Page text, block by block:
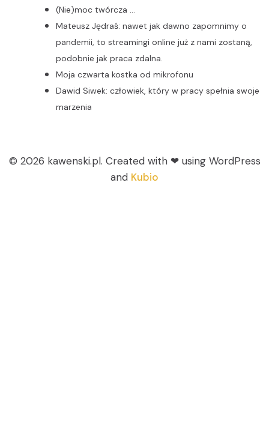
(Nie)moc twórcza …
Mateusz Jędraś: nawet jak dawno zapomnimy o
pandemii, to streamingi online już z nami zostaną,
podobnie jak praca zdalna.
Moja czwarta kostka od mikrofonu
Dawid Siwek: człowiek, który w pracy spełnia swoje
marzenia
© 2026 kawenski.pl. Created with ❤ using WordPress
and Kubio